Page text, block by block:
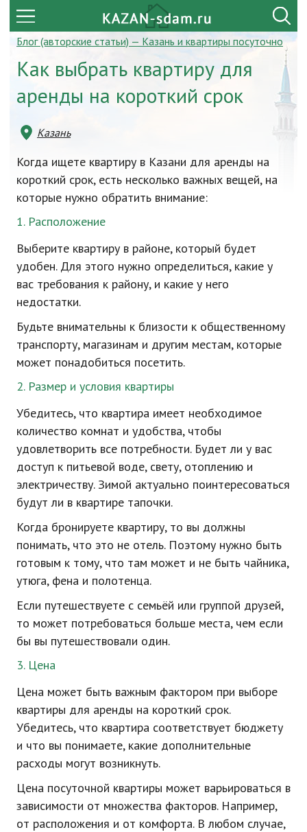
Блог (авторские статьи) — Казань и квартиры посуточно
Как выбрать квартиру для
аренды на короткий срок
Казань
Когда ищете квартиру в Казани для аренды на
короткий срок, есть несколько важных вещей, на
которые нужно обратить внимание:
1. Расположение
Выберите квартиру в районе, который будет
удобен. Для этого нужно определиться, какие у
вас требования к району, и какие у него
недостатки.
Будьте внимательны к близости к общественному
транспорту, магазинам и другим местам, которые
может понадобиться посетить.
2. Размер и условия квартиры
Убедитесь, что квартира имеет необходимое
количество комнат и удобства, чтобы
удовлетворить все потребности. Будет ли у вас
доступ к питьевой воде, свету, отоплению и
электричеству. Зимой актуально поинтересоваться
будут ли в квартире тапочки.
Когда бронируете квартиру, то вы должны
понимать, что это не отель. Поэтому нужно быть
готовым к тому, что там может и не быть чайника,
утюга, фена и полотенца.
Если путешествуете с семьёй или группой друзей,
то может потребоваться больше места, чем если
бы вы путешествовали один.
3. Цена
Цена может быть важным фактором при выборе
квартиры для аренды на короткий срок.
Убедитесь, что квартира соответствует бюджету
и что вы понимаете, какие дополнительные
расходы могут возникнуть.
Цена посуточной квартиры может варьироваться в
зависимости от множества факторов. Например,
от расположения и от комфорта. В любом случае,